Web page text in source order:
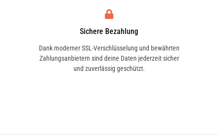
Sichere Bezahlung
Dank moderner SSL-Verschlüsselung und bewährten
Zahlungsanbietern sind deine Daten jederzeit sicher
und zuverlässig geschützt.